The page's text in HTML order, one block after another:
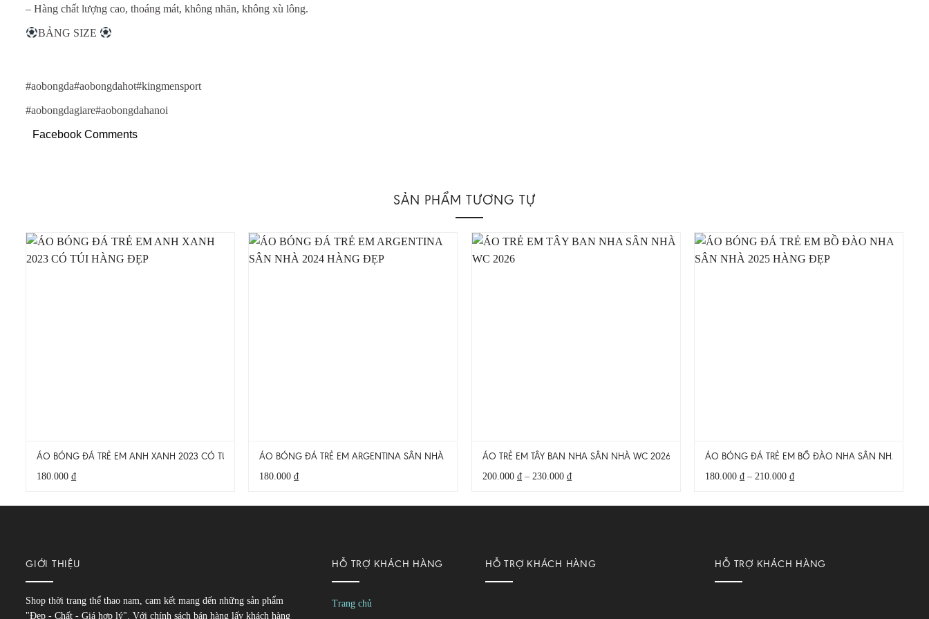
– Hàng chất lượng cao, thoáng mát, không nhăn, không xù lông.
BẢNG SIZE
#aobongda#aobongdahot#kingmensport
#aobongdagiare#aobongdahanoi
Facebook Comments
SẢN PHẨM TƯƠNG TỰ
ÁO BÓNG ĐÁ TRẺ EM ANH XANH 2023 CÓ TÚI HÀNG ĐẸP
180.000 ₫
ÁO BÓNG ĐÁ TRẺ EM ARGENTINA SÂN NHÀ 2024 HÀNG ĐẸP
180.000₫
ÁO TRẺ EM TÂY BAN NHA SÂN NHÀ WC 2026
200.000 ₫ – 230.000 ₫Khoảng
200.000 ₫
ÁO BÓNG ĐÁ TRẺ EM BỒ ĐÀO NHA SÂN NHÀ 2025
180.000₫ – 210.000₫Khoảng
180.000 ₫
GIỚI THIỆU
Shop thời trang thể thao nam, cam kết mang đến những sản phẩm
"Đẹp - Chất - Giá hợp lý". Với chính sách bán hàng lấy khách hàng
HỖ TRỢ KHÁCH HÀNG
Trang chủ
HỖ TRỢ KHÁCH HÀNG HỖ TRỢ KHÁCH HÀNG